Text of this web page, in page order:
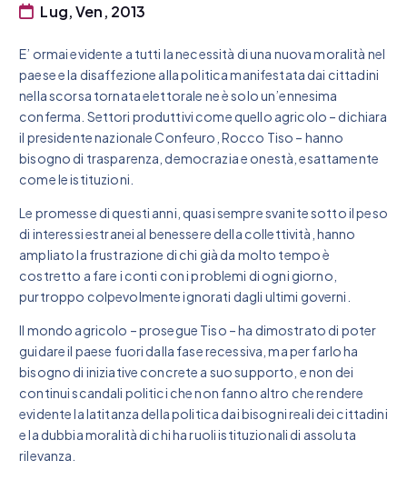
Lug, Ven, 2013
E’ ormai evidente a tutti la necessità di una nuova moralità nel
paese e la disaffezione alla politica manifestata dai cittadini
nella scorsa tornata elettorale ne è solo un’ennesima
conferma. Settori produttivi come quello agricolo – dichiara
il presidente nazionale Confeuro, Rocco Tiso – hanno
bisogno di trasparenza, democrazia e onestà, esattamente
come le istituzioni.
Le promesse di questi anni, quasi sempre svanite sotto il peso
di interessi estranei al benessere della collettività, hanno
ampliato la frustrazione di chi già da molto tempo è
costretto a fare i conti con i problemi di ogni giorno,
purtroppo colpevolmente ignorati dagli ultimi governi.
Il mondo agricolo – prosegue Tiso – ha dimostrato di poter
guidare il paese fuori dalla fase recessiva, ma per farlo ha
bisogno di iniziative concrete a suo supporto, e non dei
continui scandali politici che non fanno altro che rendere
evidente la latitanza della politica dai bisogni reali dei cittadini
e la dubbia moralità di chi ha ruoli istituzionali di assoluta
rilevanza.